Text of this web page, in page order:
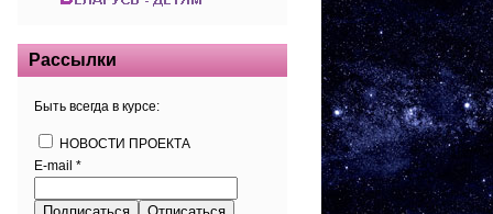
Рассылки
Быть всегда в курсе:
НОВОСТИ ПРОЕКТА
E-mail *